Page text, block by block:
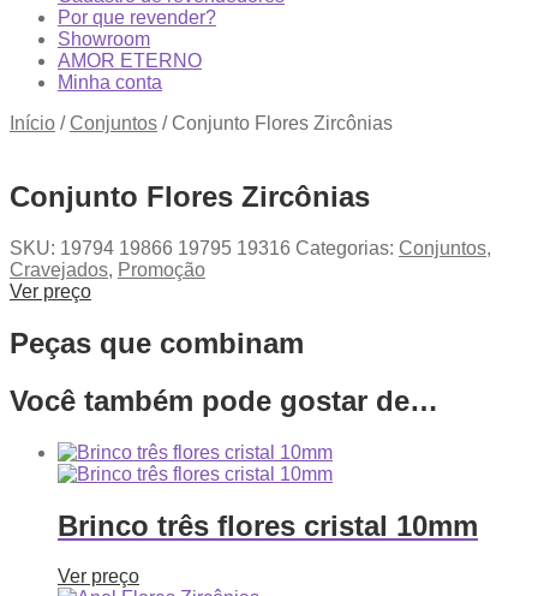
Por que revender?
Showroom
AMOR ETERNO
Minha conta
Início / Conjuntos / Conjunto Flores Zircônias
Conjunto Flores Zircônias
SKU: 19794 19866 19795 19316 Categorias: Conjuntos,
Cravejados, Promoção
Ver preço
Peças que combinam
Você também pode gostar de…
Brinco três flores cristal 10mm
Ver preço